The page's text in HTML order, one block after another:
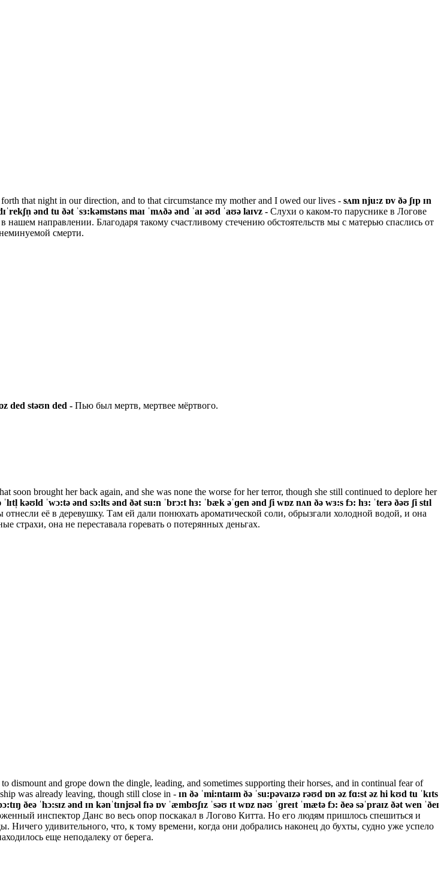
that night in our direction, and to that circumstance my mother and I owed our lives - sʌm nju:z ɒv ðə ʃɪp ɪn
ənd tu ðət ˈsɜ:kəmstəns maɪ ˈmʌðə ənd ˈaɪ əʊd ˈaʊə laɪvz - Слухи о каком-то паруснике в Логове
направлении. Благодаря такому счастливому стечению обстоятельств мы с матерью спаслись от
смерти.
ded stəʊn ded - Пью был мертв, мертвее мёртвого.
soon brought her back again, and she was none the worse for her terror, though she still continued to deplore her
kəʊld ˈwɔ:tə ənd sɔ:lts ənd ðət su:n ˈbrɔ:t hɜ: ˈbæk əˈɡen ənd ʃi wɒz nʌn ðə wɜ:s fɔ: hɜ: ˈterə ðəʊ ʃi stɪl
отнесли её в деревушку. Там ей дали понюхать ароматической соли, обрызгали холодной водой, и она
страхи, она не переставала горевать о потерянных деньгах.
dismount and grope down the dingle, leading, and sometimes supporting their horses, and in continual fear of
was already leaving, though still close in - ɪn ðə ˈmi:ntaɪm ðə ˈsu:pəvaɪzə rəʊd ɒn əz fɑ:st əz hi kʊd tu ˈkɪts
ðeə ˈhɔ:sɪz ənd ɪn kənˈtɪnjʊəl fɪə ɒv ˈæmbʊʃɪz ˈsəʊ ɪt wɒz nəʊ ˈɡreɪt ˈmætə fɔ: ðeə səˈpraɪz ðət wen ˈðeɪ
инспектор Данс во весь опор поскакал в Логово Китта. Но его людям пришлось спешиться и
Ничего удивительного, что, к тому времени, когда они добрались наконец до бухты, судно уже успело
еще неподалеку от берега.